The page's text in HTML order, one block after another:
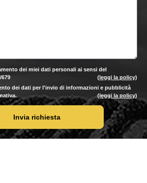
dei miei dati personali ai sensi del
679
(leggi la policy)
dei dati per l'invio di informazioni e pubblicità
(leggi la policy)
Invia richiesta